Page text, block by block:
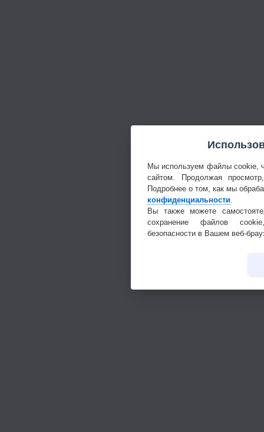
Мы используем файлы cookie,
сайтом. Продолжая
Подробнее о том, как мы
конфиденциальности
Вы также можете
сохранение файлов
безопасности в Вашем веб-